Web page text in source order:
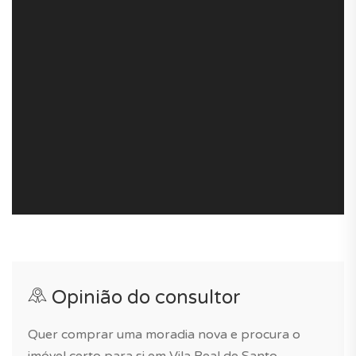
Opinião do consultor
Quer comprar uma moradia nova e procura o